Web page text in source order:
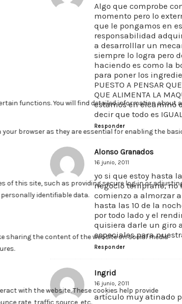
Algo que comprobe
momento pero lo
que le pongamos en
responsabilidad
a desarrolllar un
siempre lo logra pero
haciendo es como la
para poner los
PUESTO A PENSAR
QUE ALIMENTA LA
estamos en elcamino
decir que todo es
Responder
Alonso Granados
16 junio, 2011
yo si que estoy hasta
negocio temprano, no
comienzo a almorzar
hasta las 10 de la
por todo lado y el
quisiera darle un giro
especiales para
Responder
Ingrid
16 junio, 2011
artículo muy atinado